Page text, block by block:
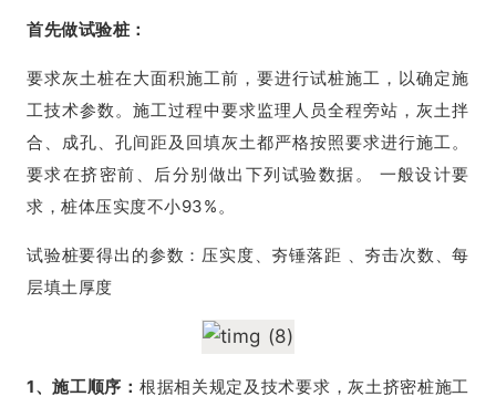
首先做试验桩：
要求灰土桩在大面积施工前，要进行试桩施工，以确定施
工技术参数。施工过程中要求监理人员全程旁站，灰土拌
合、成孔、孔间距及回填灰土都严格按照要求进行施工。
要求在挤密前、后分别做出下列试验数据。 一般设计要
求，桩体压实度不小93%。
试验桩要得出的参数：压实度、夯锤落距 、夯击次数、每
层填土厚度
1、施工顺序： 根据相关规定及技术要求，灰土挤密桩施工